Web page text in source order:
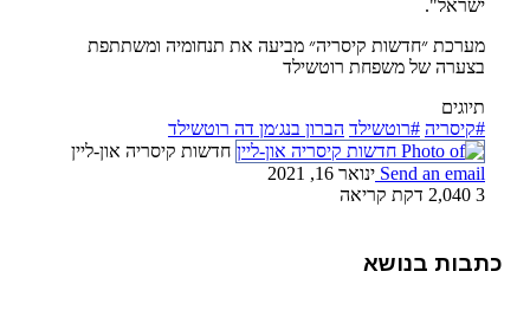
ישראל".
מערכת ״חדשות קיסריה״ מביעה את תנחומיה ומשתתפת
בצערה של משפחת רוטשילד
תיוגים
#קיסריה #רוטשילד הברון בנג׳מן דה רוטשילד
חדשות קיסריה און-ליין
Send an email ינואר 16, 2021
3
דקת קריאה
כתבות בנושא